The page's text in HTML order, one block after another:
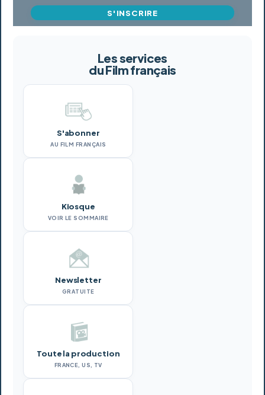
S'INSCRIRE
Les services
du Film français
S'abonner
AU FILM FRANÇAIS
Kiosque
VOIR LE SOMMAIRE
Newsletter
GRATUITE
Toute la production
FRANCE, US, TV